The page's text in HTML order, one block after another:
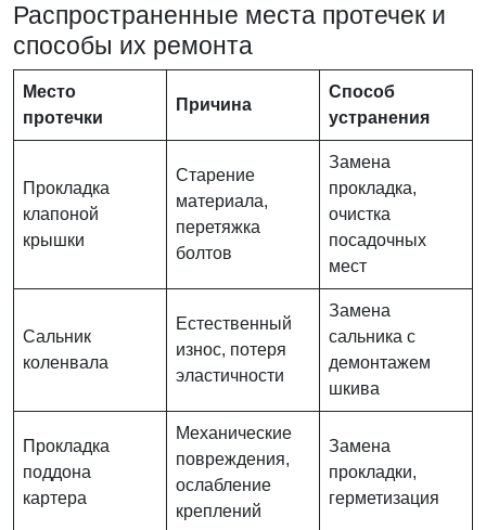
Распространенные места протечек и
способы их ремонта
Место
протечки
Причина
Способ
устранения
Прокладка
клапоной
крышки
Старение
материала,
перетяжка
болтов
Замена
прокладка,
очистка
посадочных
мест
Сальник
коленвала
Естественный
износ, потеря
эластичности
Замена
сальника с
демонтажем
шкива
Прокладка
поддона
картера
Механические
повреждения,
ослабление
креплений
Замена
прокладки,
герметизация